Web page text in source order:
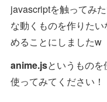
javascriptを触ってみ
な動くものを作りた
めることにしましたw
anime.jsというもの
使ってみてください！